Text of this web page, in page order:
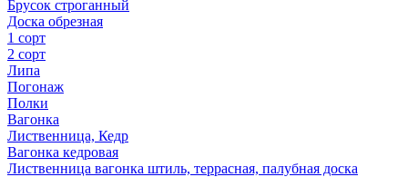
Брусок строганный
Доска обрезная
1 сорт
2 сорт
Липа
Погонаж
Полки
Вагонка
Лиственница, Кедр
Вагонка кедровая
Лиственница вагонка штиль, террасная, палубная доска